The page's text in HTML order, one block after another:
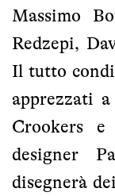
Massimo
Redzepi,
Il tutto
apprezzati
Crookers
designer
disegnerà